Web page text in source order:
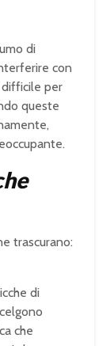
di
con
difficile per
queste
trascurano:
di
che